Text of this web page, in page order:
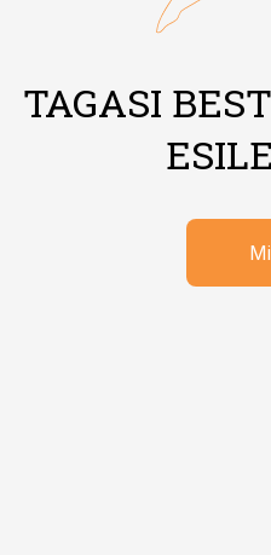
TAGASI